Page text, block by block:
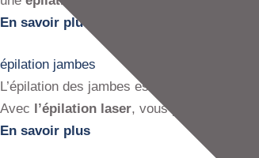
En savoir plus
épilation jambes
L’épilation des jambes est l’un des
Avec l’épilation laser, vous profitez de
En savoir plus